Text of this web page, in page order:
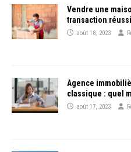
Vendre une
transaction
août 18, 2023
Agence
classique : quel
août 17, 2023